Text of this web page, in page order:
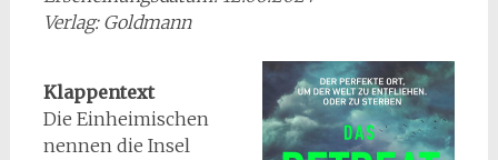
Verlag: Goldmann
Klappentext
Die Einheimischen
nennen die Insel